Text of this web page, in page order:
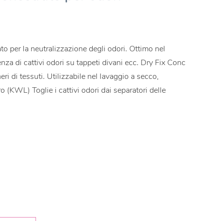
per la neutralizzazione degli odori. Ottimo nel
di cattivi odori su tappeti divani ecc. Dry Fix Conc
di tessuti. Utilizzabile nel lavaggio a secco,
(KWL) Toglie i cattivi odori dai separatori delle